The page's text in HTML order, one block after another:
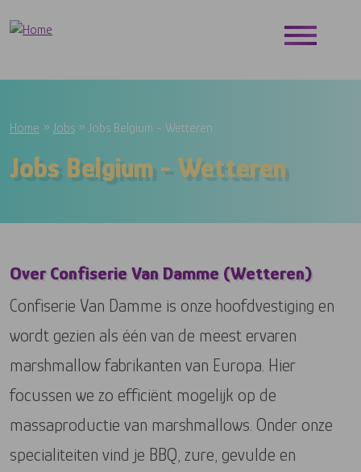
Breadcrumb
Home Jobs Jobs Belgium - Wetteren
Jobs Belgium - Wetteren
Over Confiserie Van Damme (Wetteren)
Confiserie Van Damme is onze hoofdvestiging en
wordt gezien als één van de meest ervaren
marshmallow fabrikanten van Europa. Hier
focussen we zo efficiënt mogelijk op de
massaproductie van marshmallows. Onder onze
specialiteiten vind je BBQ, zure, gevulde en